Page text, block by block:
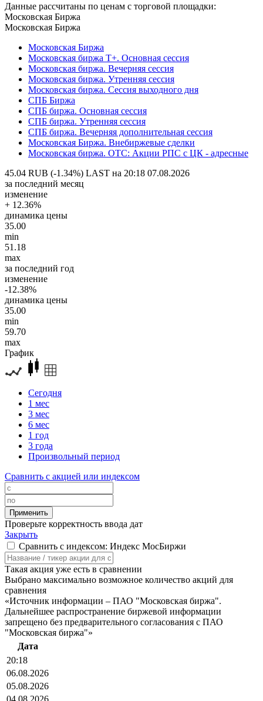
Данные рассчитаны по ценам с торговой площадки:
Московская Биржа
Московская Биржа
Московская Биржа
Московская биржа Т+. Основная сессия
Московская биржа. Вечерняя сессия
Московская биржа. Утренняя сессия
Московская биржа. Сессия выходного дня
СПБ Биржа
СПБ биржа. Основная сессия
СПБ биржа. Утренняя сессия
СПБ биржа. Вечерняя дополнительная сессия
Московская Биржа. Внебиржевые сделки
Московская биржа. OTC: Акции РПС с ЦК - адресные
45.04 RUB (-1.34%) LAST на 20:18 07.08.2026
за последний месяц
изменение
+ 12.36%
динамика цены
35.00
min
51.18
max
за последний год
изменение
-12.38%
динамика цены
35.00
min
59.70
max
График
Сегодня
1 мес
3 мес
6 мес
1 год
3 года
Произвольный период
Сравнить с акцией или индексом
Проверьте корректность ввода дат
Закрыть
Сравнить с индексом: Индекс МосБиржи
Такая акция уже есть в сравнении
Выбрано максимально возможное количество акций для
сравнения
«Источник информации – ПАО "Московская биржа".
Дальнейшее распространение биржевой информации
запрещено без предварительного согласования с ПАО
"Московская биржа"»
Дата
20:18
06.08.2026
05.08.2026
04.08.2026